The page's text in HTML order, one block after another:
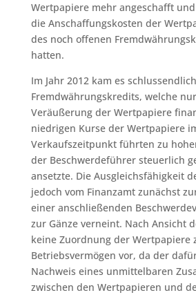
Wertpapiere mehr angeschafft
die Anschaffungskosten der
des noch offenen
hatten.
Im Jahr 2012 kam es
Fremdwährungskredits, welche
Veräußerung der Wertpapiere
niedrigen Kurse der Wertpapiere
Verkaufszeitpunkt führten zu
der Beschwerdeführer steuerlich
ansetzte. Die Ausgleichsfähigkeit
jedoch vom Finanzamt zunächst
einer anschließenden
zur Gänze verneint. Nach Ansicht
keine Zuordnung der Wertpapiere
Betriebsvermögen vor, da der
Nachweis eines unmittelbaren
zwischen den Wertpapieren und